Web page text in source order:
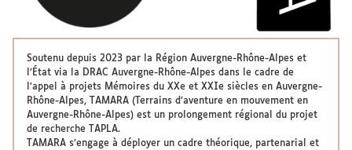
Soutenu depuis 2023 par la Région Auvergne-Rhône-Alpes et
l’État via la DRAC Auvergne-Rhône-Alpes dans le cadre de
l’appel à projets Mémoires du XXe et XXIe siècles en Auvergne-
Rhône-Alpes, TAMARA (Terrains d’aventure en mouvement en
Auvergne-Rhône-Alpes) est un prolongement régional du projet
de recherche TAPLA.
TAMARA s’engage à déployer un cadre théorique, partenarial et